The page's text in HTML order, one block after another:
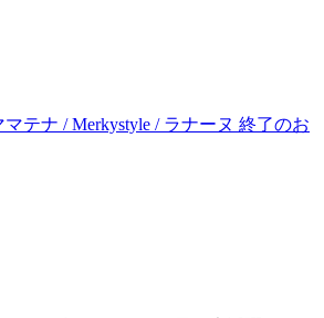
マテナ / Merkystyle / ラナーヌ 終了のお